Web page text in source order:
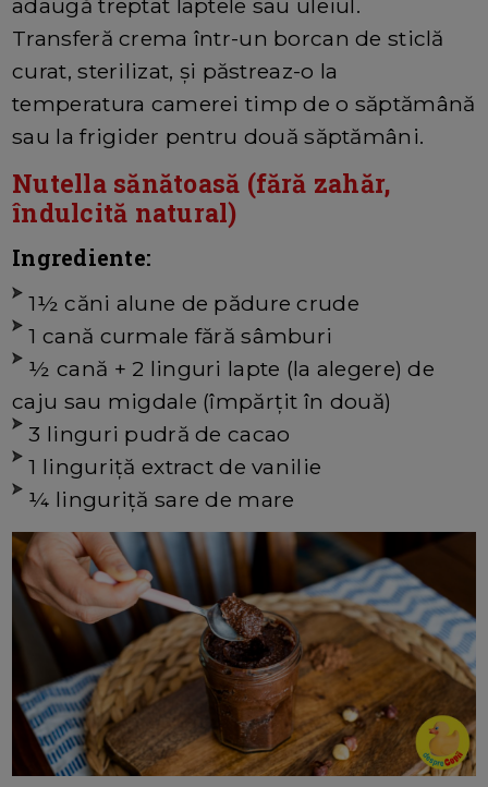
adaugă treptat laptele sau uleiul.
Transferă crema într-un borcan de sticlă
curat, sterilizat, și păstreaz-o la
temperatura camerei timp de o săptămână
sau la frigider pentru două săptămâni.
Nutella sănătoasă (fără zahăr,
îndulcită natural)
Ingrediente:
1½ căni alune de pădure crude
1 cană curmale fără sâmburi
½ cană + 2 linguri lapte (la alegere) de
caju sau migdale (împărțit în două)
3 linguri pudră de cacao
1 linguriță extract de vanilie
¼ linguriță sare de mare